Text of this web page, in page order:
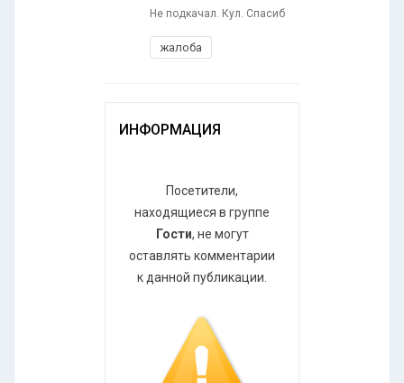
Не подкачал. Кул. Спасиб
жалоба
ИНФОРМАЦИЯ
Посетители,
находящиеся в группе
Гости, не могут
оставлять комментарии
к данной публикации.